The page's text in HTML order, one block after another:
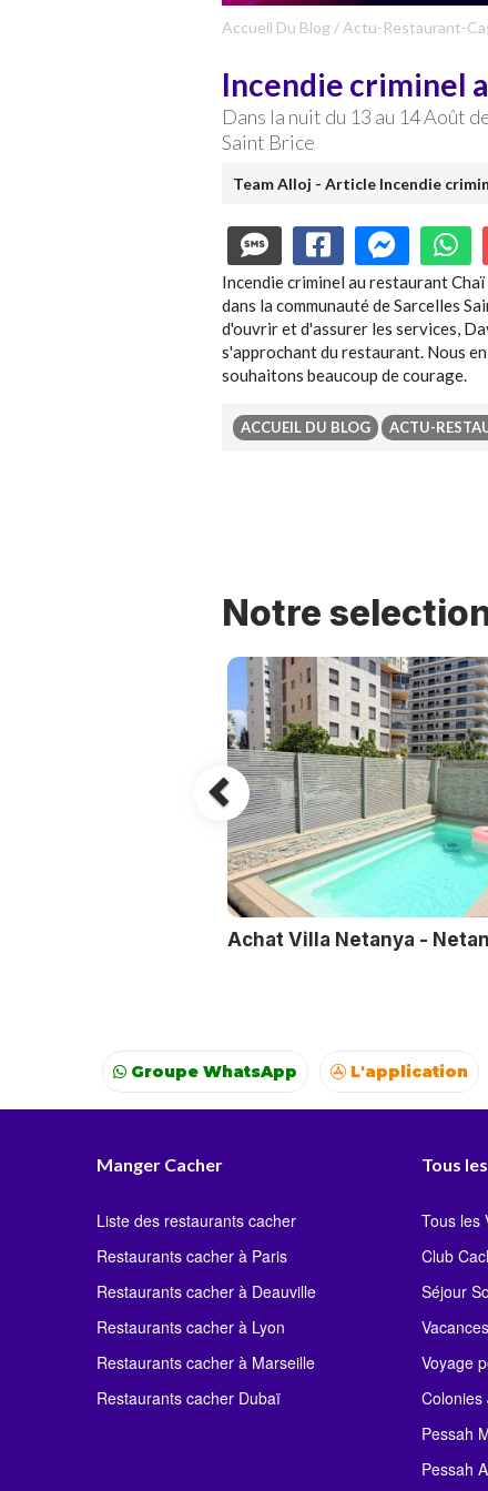
Accueil Du Blog/ Actu-Restaurant-
Incendie criminel
Dans la nuit du 13 au 14 Août
Saint Brice
Team Alloj - Article Incendie
Incendie criminel au restaurant
dans la communauté de Sarcelles
d'ouvrir et d'assurer les services,
s'approchant du restaurant. Nous
souhaitons beaucoup de courage.
ACCUEIL DU BLOG ACTU-
Notre
Achat Villa Netanya -
Groupe WhatsApp L'application
Voyages Colonies Resto autour de
Manger Cacher
Liste des restaurants cacher
Restaurants cacher à Paris
Restaurants cacher à Deauville
Restaurants cacher à Lyon
Restaurants cacher à Marseille
Restaurants cacher Dubaï
Tous
Tous les
Club
Séjour
Voyage
Colonies
Pessah
Pessah